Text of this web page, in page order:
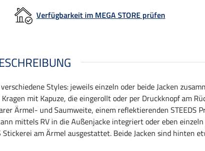
Verfügbarkeit im MEGA STORE prüfen
Styles: jeweils einzeln oder beide Jacken
mit Kapuze, die eingerollt oder per Druckknopf am
Ärmel- und Saumweite, einem reflektierenden STEEDS
mittels RV in die Außenjacke integriert oder eben
am Ärmel ausgestattet. Beide Jacken sind hinten